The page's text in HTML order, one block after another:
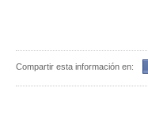
Compartir esta información en: